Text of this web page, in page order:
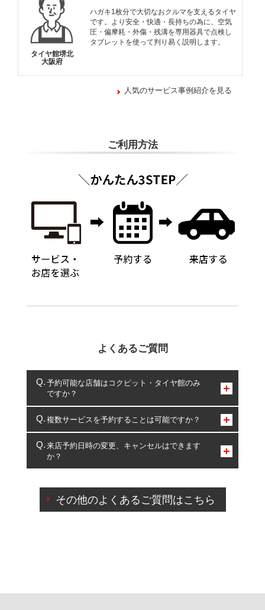
タイヤ館堺北
大阪府
ハガキ1枚分で大切なおクルマを支えるタイヤ
です。より安全・快適・長持ちの為に、空気
圧・偏摩耗・外傷・残溝を専用器具で点検し
タブレットを使って判り易く説明します。
人気のサービス事例紹介を見る
ご利用方法
よくあるご質問
予約可能な店舗はコクピット・タイヤ館のみ
ですか？
コクピット・タイヤ館のみとなります。
複数サービスを予約することは可能ですか？
複数サービスのご予約は可能です。
一部の商品・サービスの組み合わせに限り、同時にご予約が
出来ないものもございます。
来店予約日時の変更、キャンセルはできます
か？
ご来店予約日の3営業日前を過ぎている場合のご予約
の日時変更につきましては、直接ご予約の店舗まで
その他のよくあるご質問はこちら